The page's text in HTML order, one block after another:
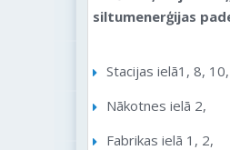
siltumenerģijas
Stacijas ielā1, 8,
Nākotnes ielā 2,
Fabrikas ielā 1, 2,